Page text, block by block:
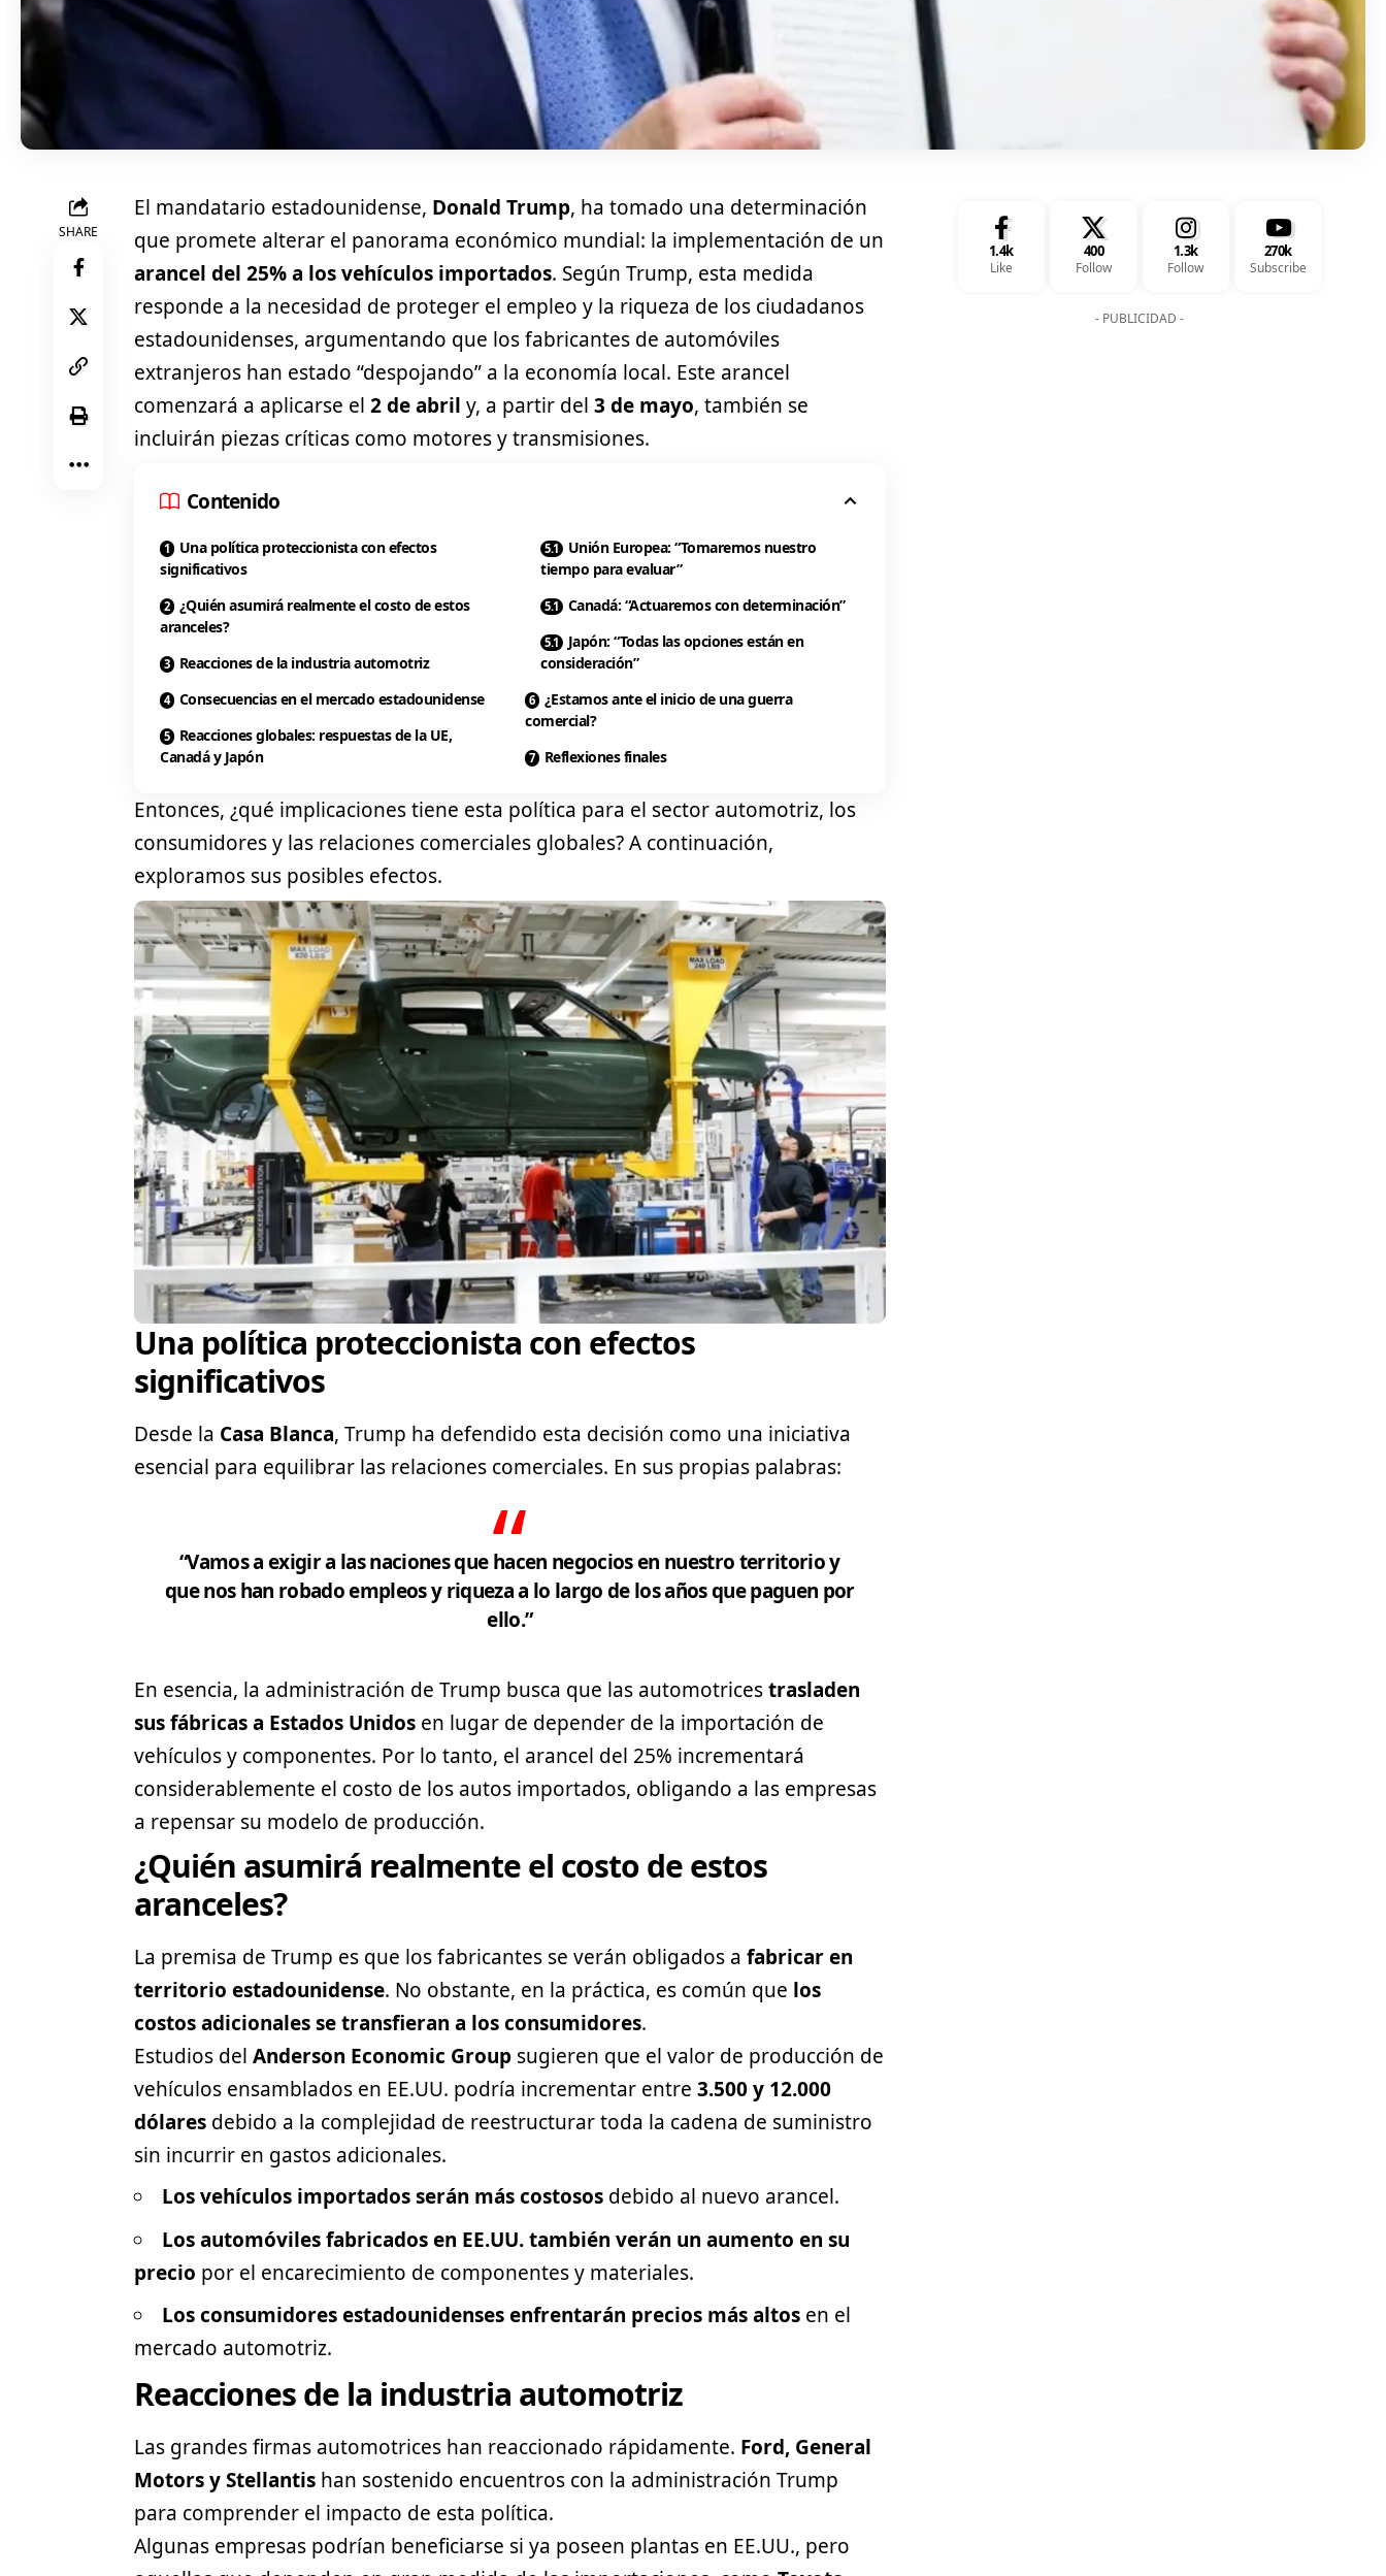
SHARE
El mandatario estadounidense, Donald Trump, ha tomado una determinación
que promete alterar el panorama económico mundial: la implementación de un
arancel del 25% a los vehículos importados. Según Trump, esta medida
responde a la necesidad de proteger el empleo y la riqueza de los ciudadanos
estadounidenses, argumentando que los fabricantes de automóviles
extranjeros han estado “despojando” a la economía local. Este arancel
comenzará a aplicarse el 2 de abril y, a partir del 3 de mayo, también se
incluirán piezas críticas como motores y transmisiones.
Contenido
Una política proteccionista con efectos
significativos
¿Quién asumirá realmente el costo de estos
aranceles?
Reacciones de la industria automotriz
Consecuencias en el mercado estadounidense
Reacciones globales: respuestas de la UE,
Canadá y Japón
Unión Europea: “Tomaremos nuestro
tiempo para evaluar”
Canadá: “Actuaremos con determinación”
Japón: “Todas las opciones están en
consideración”
¿Estamos ante el inicio de una guerra
comercial?
Reflexiones finales
Entonces, ¿qué implicaciones tiene esta política para el sector automotriz, los
consumidores y las relaciones comerciales globales? A continuación,
exploramos sus posibles efectos.
Una política proteccionista con efectos
significativos
Desde la Casa Blanca, Trump ha defendido esta decisión como una iniciativa
esencial para equilibrar las relaciones comerciales. En sus propias palabras:
“Vamos a exigir a las naciones que hacen negocios en nuestro territorio y
que nos han robado empleos y riqueza a lo largo de los años que paguen por
ello.”
En esencia, la administración de Trump busca que las automotricestrasladen
sus fábricas a Estados Unidos en lugar de depender de la importación de
vehículos y componentes. Por lo tanto, el arancel del 25% incrementará
considerablemente el costo de los autos importados, obligando a las empresas
a repensar su modelo de producción.
¿Quién asumirá realmente el costo de estos
aranceles?
La premisa de Trump es que los fabricantes se verán obligados a fabricar en
territorio estadounidense. No obstante, en la práctica, es común que los
costos adicionales se transfieran a los consumidores.
Estudios del Anderson Economic Group sugieren que el valor de producción de
vehículos ensamblados en EE.UU. podría incrementar entre 3.500 y 12.000
dólares debido a la complejidad de reestructurar toda la cadena de suministro
sin incurrir en gastos adicionales.
Los vehículos importados serán más costosos debido al nuevo arancel.
Los automóviles fabricados en EE.UU. también verán un aumento en su
precio por el encarecimiento de componentes y materiales.
Los consumidores estadounidenses enfrentarán precios más altos en el
mercado automotriz.
Reacciones de la industria automotriz
Las grandes firmas automotrices han reaccionado rápidamente. Ford, General
Motors y Stellantis han sostenido encuentros con la administración Trump
para comprender el impacto de esta política.
Algunas empresas podrían beneficiarse si ya poseen plantas en EE.UU., pero
1.4k
Like
400
Follow
1.3k
Follow
270k
Subscribe
- PUBLICIDAD -